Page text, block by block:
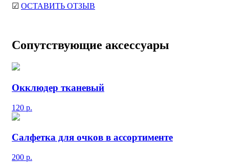
☑ ОСТАВИТЬ ОТЗЫВ
Сопутствующие аксессуары
Окклюдер тканевый
120 р.
Салфетка для очков в ассортименте
200 р.